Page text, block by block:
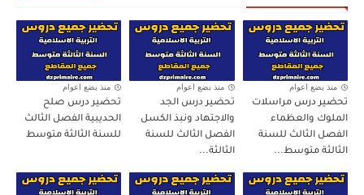
منذ بضع اعوام
تحضير درس مراسلات
الملوك والعظماء
الفصل الثالث للسنة
الثالثة متوسط...
منذ بضع اعوام
تحضير درس الجد
والاجتهاد ونبذ الكسل
الفصل الثالث للسنة
الثالثة...
منذ بضع اعوام
تحضير درس صلح
الحديبية الفصل الثالث
للسنة الثالثة متوسط